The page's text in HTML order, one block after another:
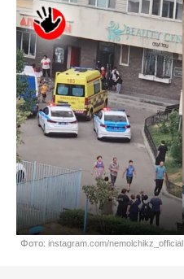
Фото: instagram.com/nemolchikz_official